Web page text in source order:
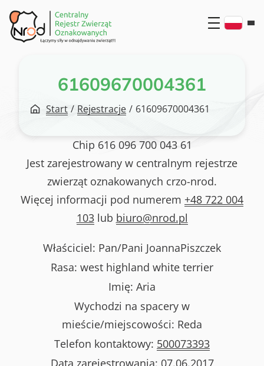
Przejdź
do
treści
61609670004361
Start / Rejestracje / 61609670004361
Chip 616 096 700 043 61
Jest zarejestrowany w centralnym rejestrze
zwierząt oznakowanych crzo-nrod.
Więcej informacji pod numerem +48 722 004
103lub biuro@nrod.pl
Właściciel: Pan/Pani JoannaPiszczek
Rasa: west highland white terrier
Imię: Aria
Wychodzi na spacery w
mieście/miejscowości: Reda
Telefon kontaktowy: 500073393